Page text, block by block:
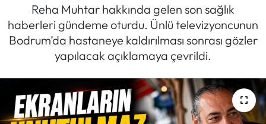
Reha Muhtar hakkında gelen son sağlık
haberleri gündeme oturdu. Ünlü televizyoncunun
Bodrum’da hastaneye kaldırılması sonrası gözler
yapılacak açıklamaya çevrildi.
Politik Kulis
Dünya
Mektup Galeri
Son Dakika Haberleri
Haber Arşivi